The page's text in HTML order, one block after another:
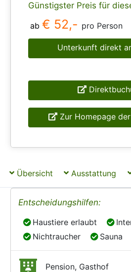
Günstigster Preis für
ab € 52,- pro Person
Unterkunft direkt
Zur Homepage
Übersicht Ausstattung
Entscheidungshilfen:
Haustiere erlaubt
Haustiere erlaubt
Nichtraucher
Nichtraucher Sauna
Sauna
Pension, Gasthof